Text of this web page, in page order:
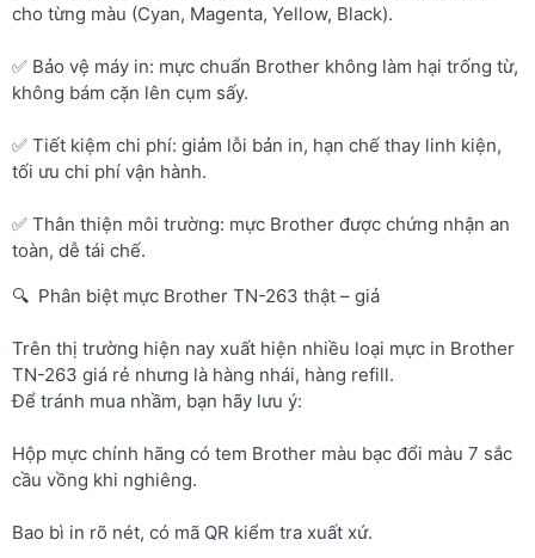
cho từng màu (Cyan, Magenta, Yellow, Black).
✅ Bảo vệ máy in: mực chuẩn Brother không làm hại trống từ,
không bám cặn lên cụm sấy.
✅ Tiết kiệm chi phí: giảm lỗi bản in, hạn chế thay linh kiện,
tối ưu chi phí vận hành.
✅ Thân thiện môi trường: mực Brother được chứng nhận an
toàn, dễ tái chế.
🔍 Phân biệt mực Brother TN-263 thật – giả
Trên thị trường hiện nay xuất hiện nhiều loại mực in Brother
TN-263 giá rẻ nhưng là hàng nhái, hàng refill.
Để tránh mua nhầm, bạn hãy lưu ý:
Hộp mực chính hãng có tem Brother màu bạc đổi màu 7 sắc
cầu vồng khi nghiêng.
Bao bì in rõ nét, có mã QR kiểm tra xuất xứ.